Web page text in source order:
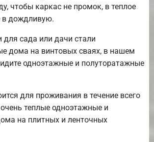
чтобы каркас не промок, в теплое
в дождливую.
сада или дачи стали
дома на винтовых сваях, в нашем
одноэтажные и полуторатажные
для проживания в течение всего
теплые одноэтажные и
на плитных и ленточных